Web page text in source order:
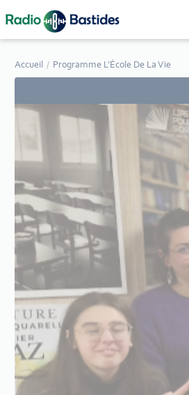
Accueil Programme L’École De La Vie